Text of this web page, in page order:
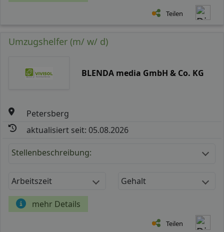
Teilen
Umzugshelfer (m/ w/ d)
BLENDA media GmbH & Co. KG
Petersberg
aktualisiert seit: 05.08.2026
Stellenbeschreibung:
Arbeitszeit Gehalt
mehr Details
Teilen